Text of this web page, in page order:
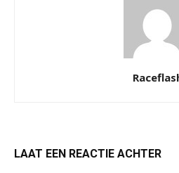
LAAT EEN REACTIE ACHTER